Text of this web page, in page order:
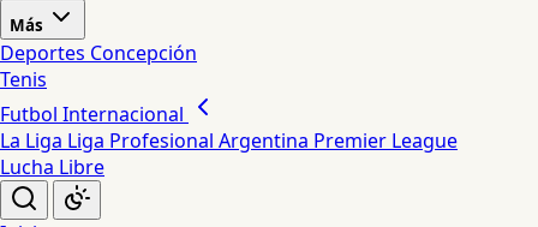
Más
Deportes Concepción
Tenis
Futbol Internacional
La Liga Liga Profesional Argentina Premier League
Lucha Libre